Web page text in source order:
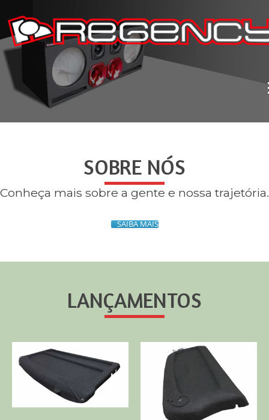
para
conteúdo
SOBRE NÓS
Conheça mais sobre a gente e nossa trajetória.
SAIBA MAIS
LANÇAMENTOS